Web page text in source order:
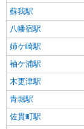
蘇我駅
八幡宿駅
姉ケ崎駅
袖ケ浦駅
木更津駅
青堀駅
佐貫町駅